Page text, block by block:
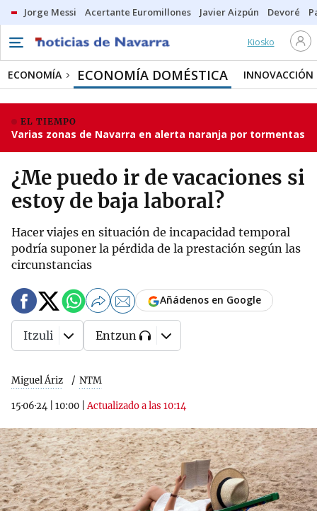
Jorge Messi Acertante Euromillones Javier Aizpún Devoré
Kiosko
ECONOMÍA ECONOMÍA DOMÉSTICA INNOVACCIÓN
EL TIEMPO
Varias zonas de Navarra en alerta naranja por tormentas
¿Me puedo ir de vacaciones si
estoy de baja laboral?
Hacer viajes en situación de incapacidad temporal
podría suponer la pérdida de la prestación según las
circunstancias
Miguel Áriz NTM
15·06·24 10:00 |Actualizado a las 10:14
Añádenos en Google
Itzuli Entzun